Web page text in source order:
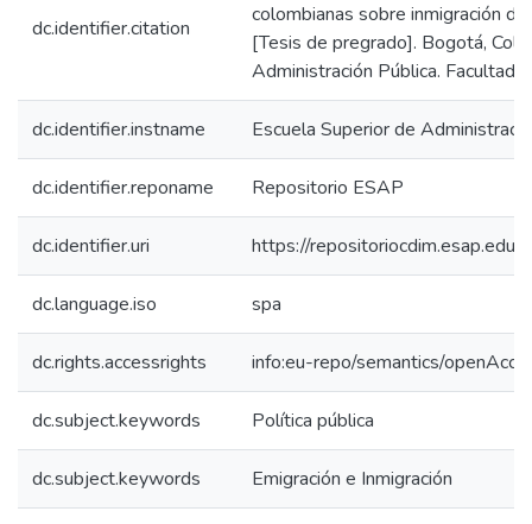
dc.identifier.citation
colombianas sobre inmigración
[Tesis de pregrado]. Bogotá,
Administración Pública. Facultad
dc.identifier.instname Escuela Superior de
dc.identifier.reponame Repositorio ESAP
dc.identifier.uri https://
dc.language.iso spa
dc.rights.accessrights info:eu-repo/semantics/
dc.subject.keywords Política pública
dc.subject.keywords Emigración e Inmigración